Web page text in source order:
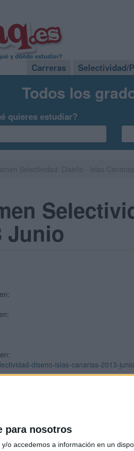
para nosotros
o accedemos a información en un
Carreras Selectividad/
Todos los
quieres estudiar?
Junio
diseno-islas-canarias-2013-